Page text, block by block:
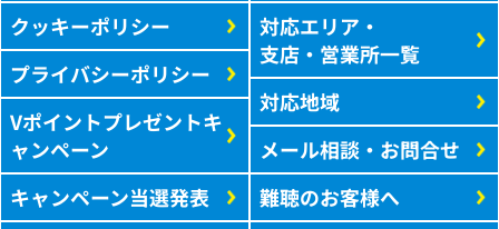
クッキーポリシー
プライバシーポリシー
Vポイントプレゼントキ
ャンペーン
キャンペーン当選発表
対応エリア・
支店・営業所一覧
対応地域
メール相談・お問合せ
難聴のお客様へ